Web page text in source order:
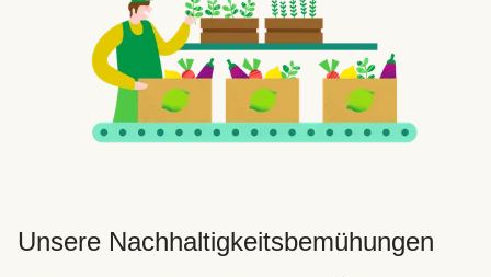
Unsere Nachhaltigkeitsbemühungen